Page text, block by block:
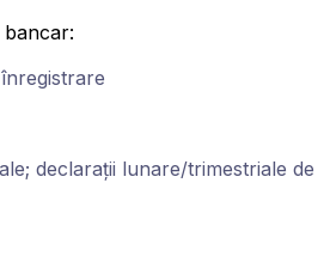
bancar:
declarații lunare/trimestriale de